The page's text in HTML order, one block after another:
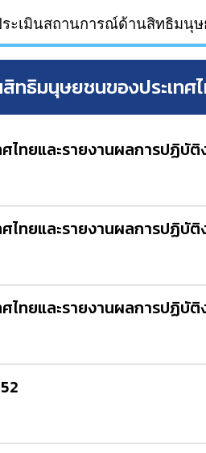
ระเมินสถานการณ์ด้านสิทธิมนุ
ทธิมนุษยชนของประเทศ
ทยและรายงานผลการปฏิบัติ
ทยและรายงานผลการปฏิบัติ
ทยและรายงานผลการปฏิบัติ